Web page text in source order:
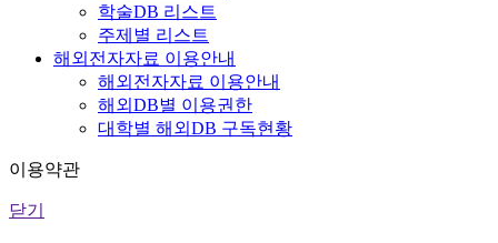
학술DB 리스트
주제별 리스트
해외전자자료 이용안내
해외전자자료 이용안내
해외DB별 이용권한
대학별 해외DB 구독현황
이용약관
닫기